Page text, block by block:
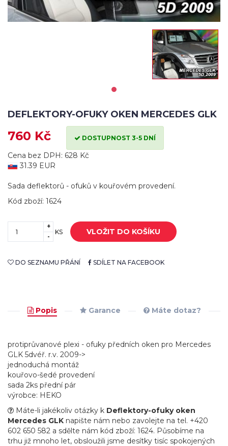
DEFLEKTORY-OFUKY OKEN MERCEDES GLK
760 Kč DOSTUPNOST 3-5 DNÍ
Cena bez DPH: 628 Kč
31.39 EUR
Sada deflektorů - ofuků v kouřovém provedení.
Kód zboží: 1624
+
-
KS VLOŽIT DO KOŠÍKU
DO SEZNAMU PŘÁNÍ SDÍLET NA FACEBOOK
Popis Garance Máte dotaz?
protiprůvanové plexi - ofuky předních oken pro Mercedes
GLK 5dvéř. r.v. 2009->
jednoduchá montáž
kouřovo-šedé provedení
sada 2ks přední pár
výrobce: HEKO
Máte-li jakékoliv otázky k Deflektory-ofuky oken
Mercedes GLK napište nám nebo zavolejte na tel. +420
602 650 582 a sdělte nám kód zboží: 1624. Působíme na
trhu již mnoho let, obsloužili jsme desítky tisíc spokojených